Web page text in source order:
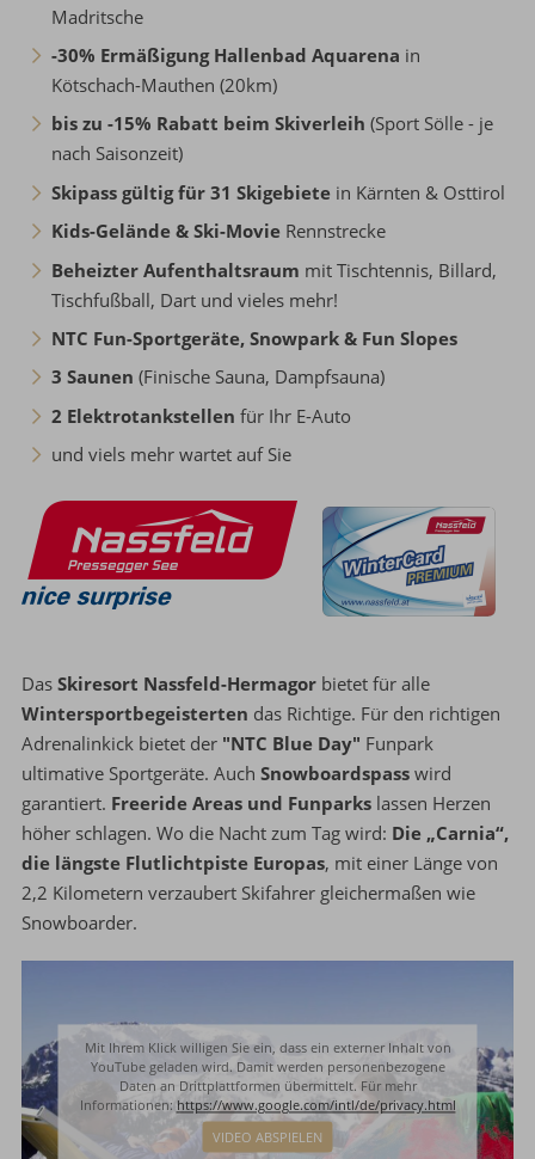
Madritsche
-30% Ermäßigung Hallenbad Aquarena in
Kötschach-Mauthen (20km)
bis zu -15% Rabatt beim Skiverleih(Sport Sölle - je
nach Saisonzeit)
Skipass gültig für 31 Skigebiete in Kärnten & Osttirol
Kids-Gelände & Ski-Movie Rennstrecke
Beheizter Aufenthaltsraum mit Tischtennis, Billard,
Tischfußball, Dart und vieles mehr!
NTC Fun-Sportgeräte, Snowpark & Fun Slopes
3 Saunen (Finische Sauna, Dampfsauna)
2 Elektrotankstellen für Ihr E-Auto
und viels mehr wartet auf Sie
DasSkiresort Nassfeld-Hermagor bietet für alle
Wintersportbegeisterten das Richtige. Für den richtigen
Adrenalinkick bietet der "NTC Blue Day" Funpark
ultimative Sportgeräte. AuchSnowboardspass wird
garantiert. Freeride Areas und Funparks lassen Herzen
höher schlagen. Wo die Nacht zum Tag wird: Die „Carnia“,
die längste Flutlichtpiste Europas, mit einer Länge von
2,2 Kilometern verzaubert Skifahrer gleichermaßen wie
Snowboarder.
Mit Ihrem Klick willigen Sie ein, dass ein externer Inhalt von
YouTube geladen wird. Damit werden personenbezogene
Daten an Drittplattformen übermittelt. Für mehr
Informationen: https://www.google.com/intl/de/privacy.html
VIDEO ABSPIELEN